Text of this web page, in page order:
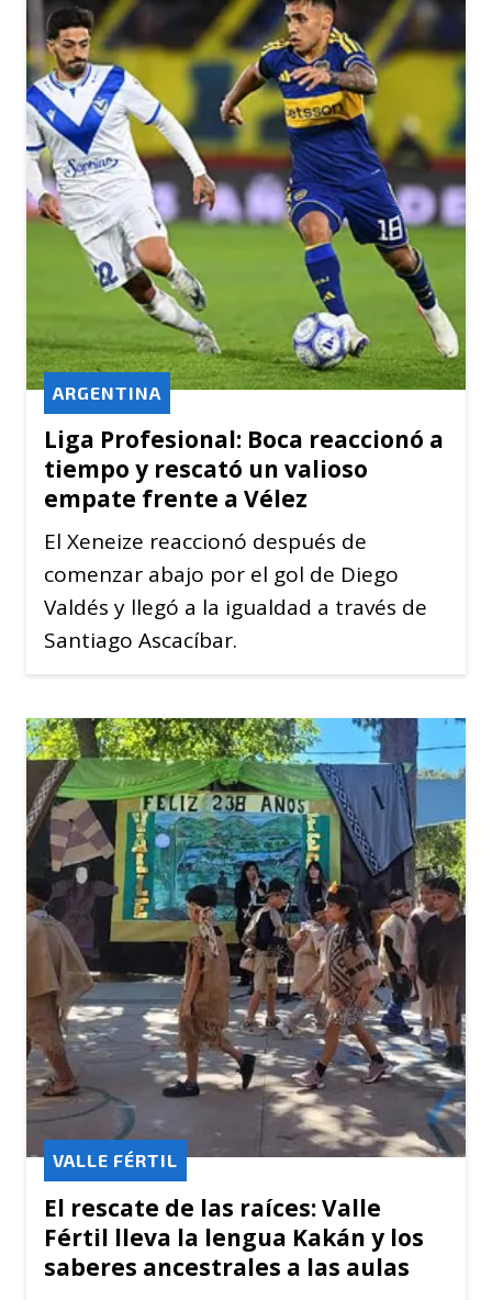
Liga Profesional: Boca reaccionó a
tiempo y rescató un valioso
empate frente a Vélez
ARGENTINA
El Xeneize reaccionó después de
comenzar abajo por el gol de Diego
Valdés y llegó a la igualdad a través de
Santiago Ascacíbar.
El rescate de las raíces: Valle
Fértil lleva la lengua Kakán y los
saberes ancestrales a las aulas
VALLE FÉRTIL